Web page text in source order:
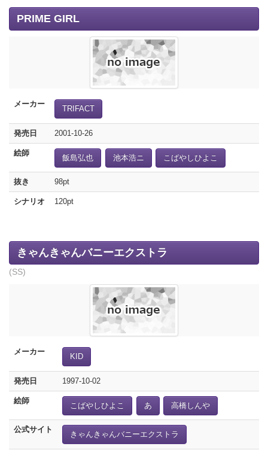
PRIME GIRL
メーカー
TRIFACT
発売日 2001-10-26
絵師
飯島弘也 池本浩ニ こばやしひよこ
抜き 98pt
シナリオ 120pt
きゃんきゃんバニーエクストラ
(SS)
メーカー
KID
発売日 1997-10-02
絵師
こばやしひよこ あ 高橋しんや
公式サイト
きゃんきゃんバニーエクストラ